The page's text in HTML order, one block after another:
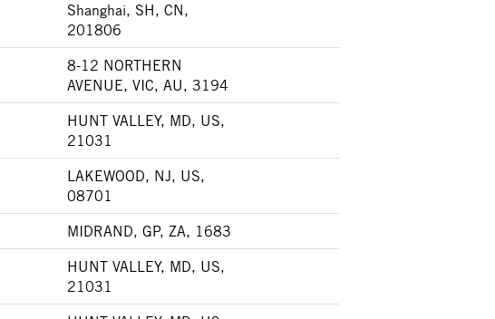
Shanghai, SH, CN,
201806
8-12 NORTHERN
AVENUE, VIC, AU, 3194
HUNT VALLEY, MD, US,
21031
LAKEWOOD, NJ, US,
08701
MIDRAND, GP, ZA, 1683
HUNT VALLEY, MD, US,
21031